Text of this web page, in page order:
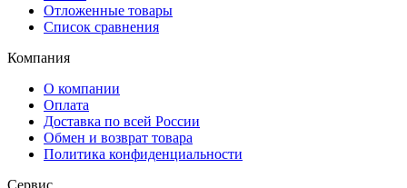
Отложенные товары
Список сравнения
Компания
О компании
Оплата
Доставка по всей России
Обмен и возврат товара
Политика конфиденциальности
Сервис